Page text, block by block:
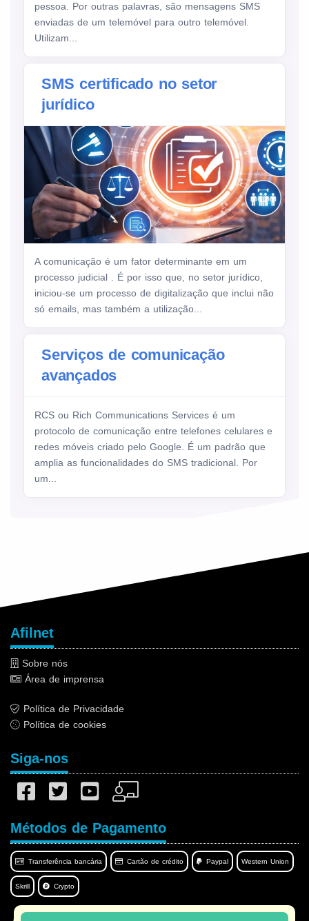
pessoa. Por outras palavras, são mensagens SMS
enviadas de um telemóvel para outro telemóvel.
Utilizam...
SMS certificado no setor
jurídico
A comunicação é um fator determinante em um
processo judicial . É por isso que, no setor jurídico,
iniciou-se um processo de digitalização que inclui não
só emails, mas também a utilização...
Serviços de comunicação
avançados
RCS ou Rich Communications Services é um
protocolo de comunicação entre telefones celulares e
redes móveis criado pelo Google. É um padrão que
amplia as funcionalidades do SMS tradicional. Por
um...
Afilnet
Sobre nós
Área de imprensa
Política de Privacidade
Política de cookies
Siga-nos
Métodos de Pagamento
Transferência bancária Cartão de crédito Paypal Western Union
Skrill Crypto